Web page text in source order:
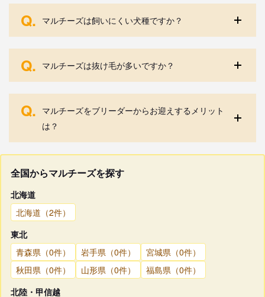
Q. マルチーズは飼いにくい犬種ですか？
Q. マルチーズは抜け毛が多いですか？
Q. マルチーズをブリーダーからお迎えするメリット
は？
全国からマルチーズを探す
北海道
北海道（2件）
東北
青森県（0件）
岩手県（0件）
宮城県（0件）
秋田県（0件）
山形県（0件）
福島県（0件）
北陸・甲信越